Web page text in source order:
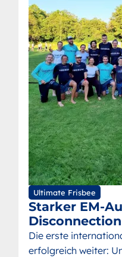
Ultimate Frisbee
Starker EM-
Die erste
erfolgreich weiter: